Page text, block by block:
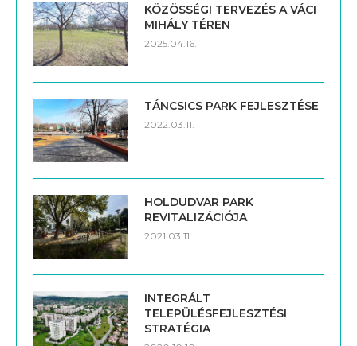
KÖZÖSSÉGI TERVEZÉS A VÁCI
MIHÁLY TÉREN
2025.04.16.
TÁNCSICS PARK FEJLESZTÉSE
2022.03.11.
HOLDUDVAR PARK
REVITALIZÁCIÓJA
2021.03.11.
INTEGRÁLT
TELEPÜLÉSFEJLESZTÉSI
STRATÉGIA